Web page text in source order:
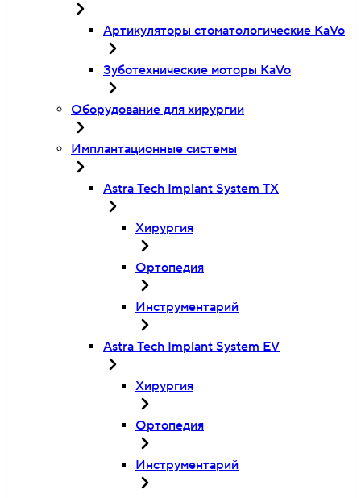
Артикуляторы стоматологические KaVo
Зуботехнические моторы KaVo
Оборудование для хирургии
Имплантационные системы
Astra Tech Implant System TX
Хирургия
Ортопедия
Инструментарий
Astra Tech Implant System EV
Хирургия
Ортопедия
Инструментарий